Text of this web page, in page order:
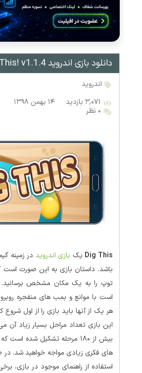
دانلود بازی اندروید Dig This! v1.1.4
اندروید
۳,۰۷۱ بازدید
۱۴ بهمن ۱۳۹۸
۰ نظر
Dig This یک بازی اندروید در زمینه
باشد. داستان بازی به این صورت است
توپ را به یک مکان مشخص
است با موانع و بمب های منفجره
هر یک از آنها باید بازی را از اول
این بازی تعداد مراحل بسیار زیاد آن
بیش از ۱۸۰ مرحله تشکیل شده
های فکری زیادی مواجه خواهید شد. در
استفاده از راهنمای موجود در بازی،